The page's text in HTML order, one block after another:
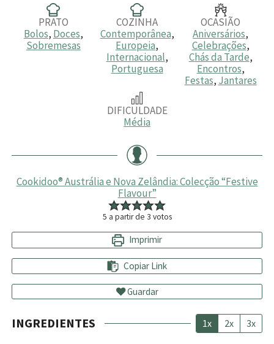
PRATO
Bolos, Doces,
Sobremesas
COZINHA
Contemporânea,
Europeia,
Internacional,
Portuguesa
OCASIÃO
Aniversários,
Celebrações,
Chás da Tarde,
Encontros,
Festas, Jantares
DIFICULDADE
Média
Cookidoo® Austrália e Nova Zelândia: Colecção “Festive
Flavour”
5 a partir de 3 votos
Imprimir
Copiar Link
Guardar
INGREDIENTES 1x 2x 3x